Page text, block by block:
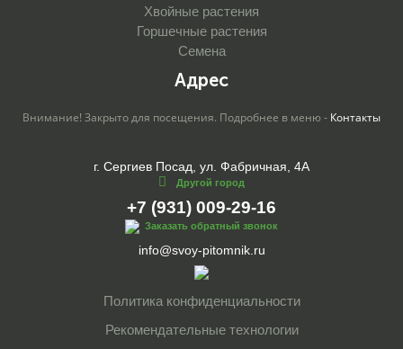
Хвойные растения
Горшечные растения
Семена
Адрес
Внимание! Закрыто для посещения. Подробнее в меню - Контакты
г. Сергиев Посад, ул. Фабричная, 4А
Другой город
+7 (931) 009-29-16
Заказать обратный звонок
info@svoy-pitomnik.ru
Политика конфиденциальности
Рекомендательные технологии